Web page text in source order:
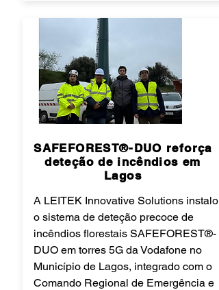
SAFEFOREST®-DUO reforça
deteção de incêndios em
Lagos
A LEITEK Innovative Solutions instalou
o sistema de deteção precoce de
incêndios florestais SAFEFOREST®-
DUO em torres 5G da Vodafone no
Município de Lagos, integrado com o
Comando Regional de Emergência e